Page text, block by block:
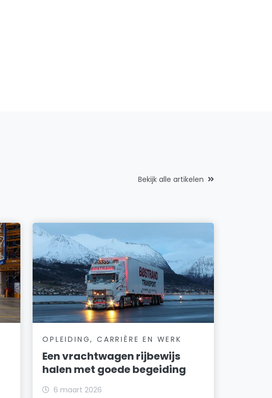
Bekijk alle artikelen
OPLEIDING, CARRIÈRE EN WERK
Een vrachtwagen rijbewijs
halen met goede begeiding
6 maart 2026